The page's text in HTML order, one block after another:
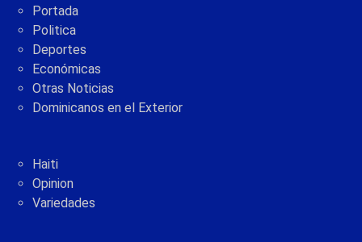
Portada
Politica
Deportes
Económicas
Otras Noticias
Dominicanos en el Exterior
Haiti
Opinion
Variedades